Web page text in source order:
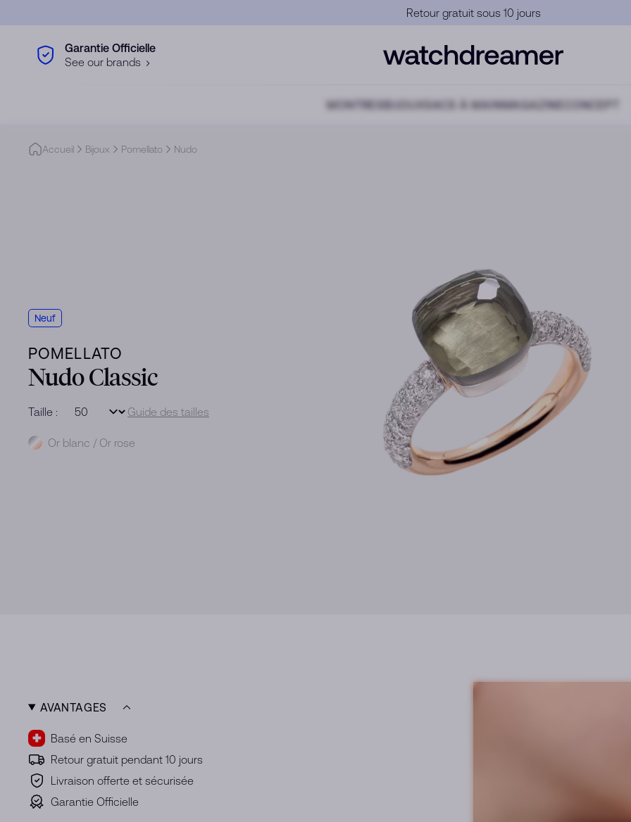
Garantie Officielle
Garantie Officielle
See our brands
MONTRES SACS À MAINMAGAZINE CONCEPT
Accueil Bijoux Pomellato Nudo
Neuf
POMELLATO
Nudo Classic
Taille : Guide des tailles
MétalOr blanc / Or rose
AVANTAGES
Basé en Suisse
Retour gratuit pendant 10 jours
Livraison offerte et sécurisée
Garantie Officielle